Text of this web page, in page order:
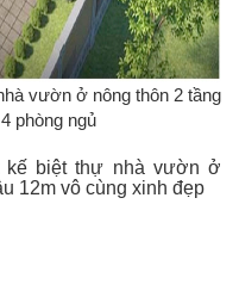
vườn ở nông thôn 2 tầng
phòng ngủ
kế biệt thự nhà vườn ở
12m vô cùng xinh đẹp